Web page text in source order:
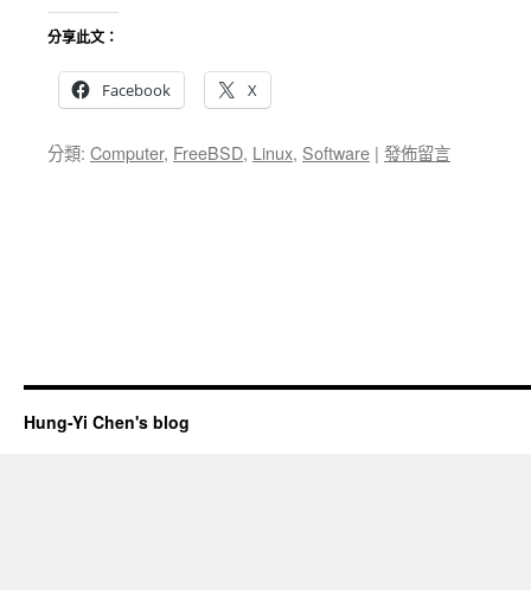
分享此文：
Facebook X
分類: Computer, FreeBSD, Linux, Software | 發佈留言
Hung-Yi Chen's blog